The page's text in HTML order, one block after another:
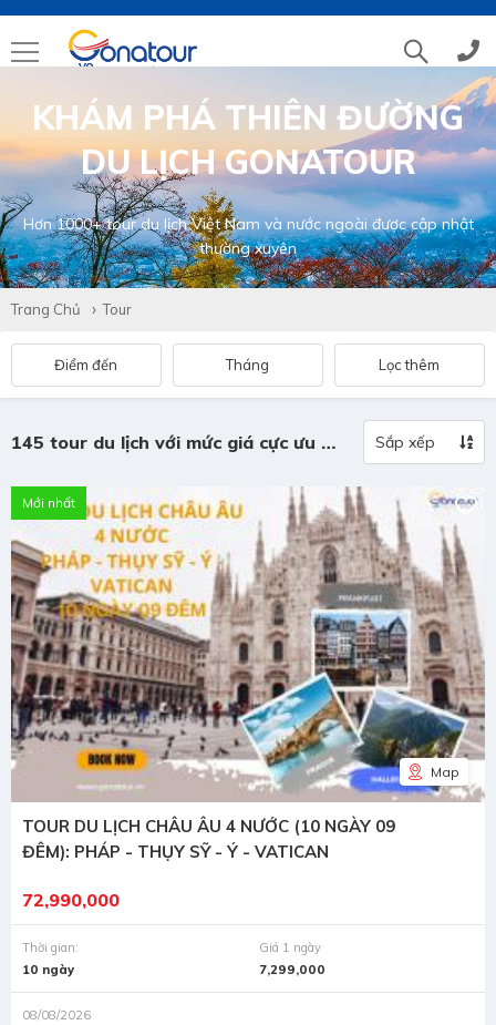
Tổng đài (028)39 14 18 18
Hotline tour nước ngoài 0786 711 611
Hotline tour trong nước 0783 336 116
Hotline tư vấn dịch vụ
KHÁM PHÁ THIÊN ĐƯỜNG
DU LỊCH GONATOUR
Hơn 1000+ tour du lịch Việt Nam và nước ngoài được cập nhật
thường xuyên
Trang Chủ Tour
Điểm đến Tháng Lọc thêm
145 tour du lịch với mức giá cực ưu đãi Sắp xếp
Mới nhất
Map
TOUR DU LỊCH CHÂU ÂU 4 NƯỚC (10 NGÀY 09
ĐÊM): PHÁP - THỤY SỸ - Ý - VATICAN
72,990,000
Thời gian:
10 ngày
Giá 1 ngày
7,299,000
08/08/2026